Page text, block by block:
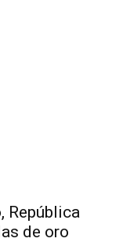
República
de oro